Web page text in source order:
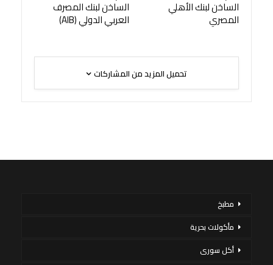
الساخن لبنك الأهلي
المصري
الساخن لبنك المصرف
العربي الدولي (AIB)
تحميل المزيد من المشاركات
مطبخ
مأكولات بحرية
أكل سورى